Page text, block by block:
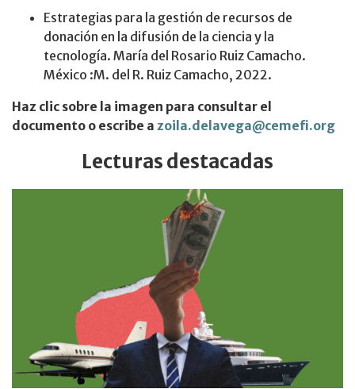
Estrategias para la gestión de recursos de
donación en la difusión de la ciencia y la
tecnología. María del Rosario Ruiz Camacho.
México :M. del R. Ruiz Camacho, 2022.
Haz clic sobre la imagen para consultar el
documento o escribe a zoila.delavega@cemefi.org
Lecturas destacadas